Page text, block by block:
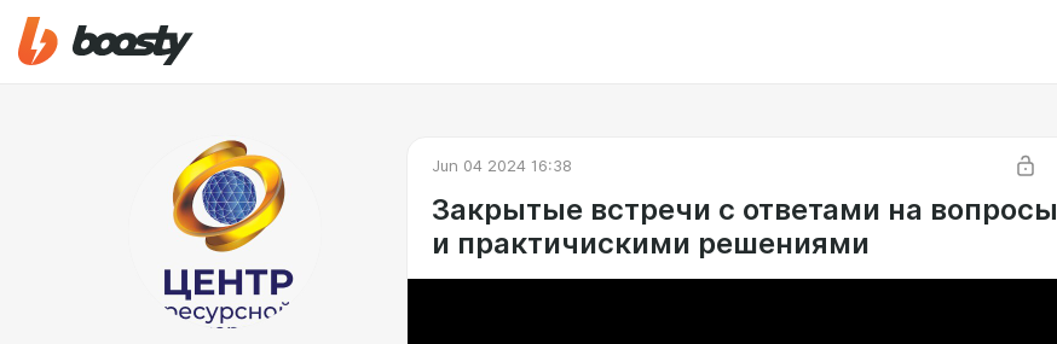
Jun 04 2024 16:38
Закрытые встречи с ответами на вопросы
и практичискими решениями